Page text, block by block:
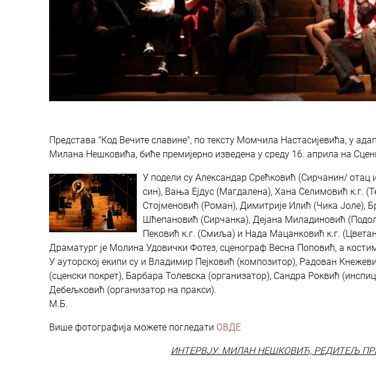
Представа "Код Вечите славине", по тексту Момчила Настасијевића, у
Милана Нешковића, биће премијерно изведена у среду 16. априла на
У подели су Александар Срећковић (Сирчанин/
син), Вања Ејдус (Магдалена), Хана Селимовић к.г.
Стојменовић (Роман), Димитрије Илић (Чика Јоле),
Шћепановић (Сирчанка), Дејана Миладиновић
Пековић к.г. (Смиља) и Нада Мацанковић к.г.
Драматург је Молина Удовички Фотез, сценограф Весна Поповић, а
У ауторској екипи су и Владимир Пејковић (композитор), Радован
(сценски покрет), Барбара Толевска (организатор), Сандра Роквић
Дебељковић (организатор на пракси).
М.Б.
Више фотографија можете погледати ОВДЕ
ИНТЕРВЈУ: МИЛАН НЕШКОВИЋ, РЕДИТЕЉ